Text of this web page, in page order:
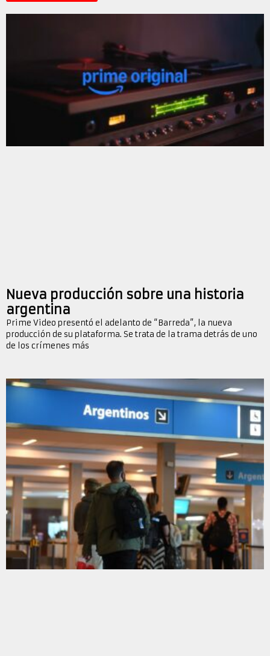
Nueva producción sobre una historia
argentina
Prime Video presentó el adelanto de “Barreda”, la nueva
producción de su plataforma. Se trata de la trama detrás de uno
de los crímenes más